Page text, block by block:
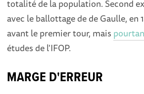
totalité de la population. Second
avec le ballottage de de Gaulle, en
avant le premier tour, mais
études de l'IFOP.
MARGE D'ERREUR